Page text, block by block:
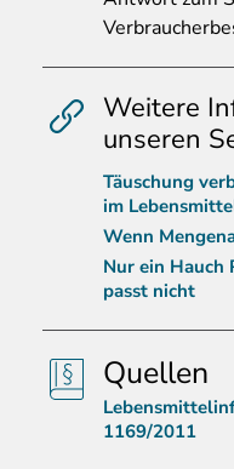
Weitere
unseren
Täuschung
im
Wenn
Nur ein Hauch
passt nicht
Quellen
1169/2011